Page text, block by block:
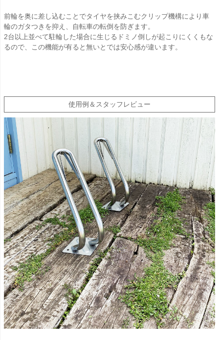
前輪を奥に差し込むことでタイヤを挟みこむクリップ機構により車
輪のガタつきを抑え、自転車の転倒を防ぎます。
2台以上並べて駐輪した場合に生じるドミノ倒しが起こりにくくもな
るので、この機能が有ると無いとでは安心感が違います。
使用例＆スタッフレビュー